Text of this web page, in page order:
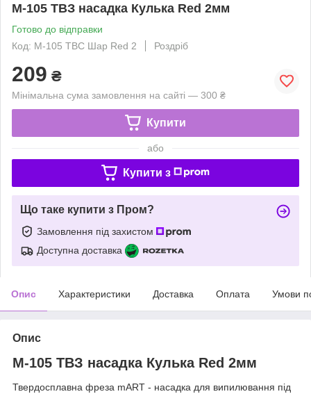
М-105 ТВЗ насадка Кулька Red 2мм
Готово до відправки
Код: М-105 ТВС Шар Red 2
Роздріб
209 ₴
Мінімальна сума замовлення на сайті — 300 ₴
Купити
або
Купити з
Що таке купити з Пром?
Замовлення під захистом
Доступна доставка
Опис Характеристики Доставка Оплата Умови
Опис
М-105 ТВЗ насадка Кулька Red 2мм
Твердосплавна фреза mART - насадка для випилювання під